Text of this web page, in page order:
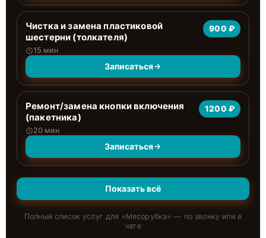
Чистка и замена пластиковой
шестерни (толкателя)
15 мин
900 ₽
Записаться
Ремонт/замена кнопки включения
(пакетника)
20 мин
1200 ₽
Записаться
Показать всё
Полный список услуг для «Мясорубка» — по звонку или в
чате